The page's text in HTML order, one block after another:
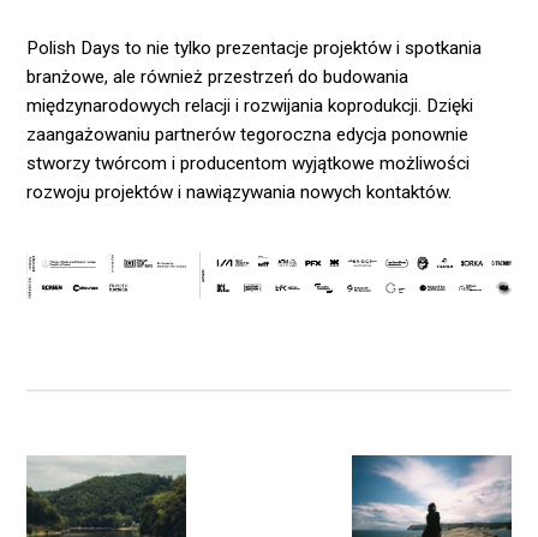
Polish Days to nie tylko prezentacje projektów i spotkania
branżowe, ale również przestrzeń do budowania
międzynarodowych relacji i rozwijania koprodukcji. Dzięki
zaangażowaniu partnerów tegoroczna edycja ponownie
stworzy twórcom i producentom wyjątkowe możliwości
rozwoju projektów i nawiązywania nowych kontaktów.